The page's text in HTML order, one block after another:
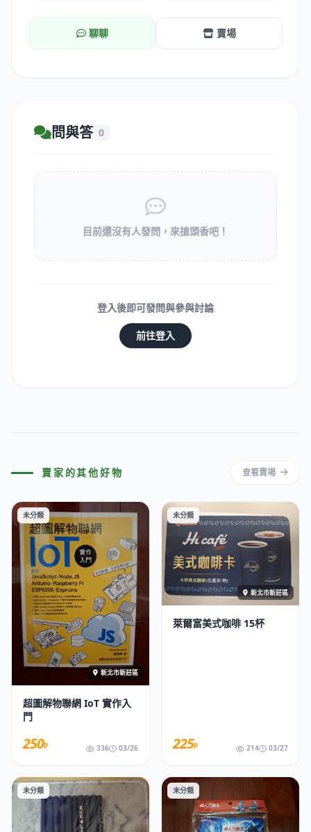
聊聊 賣場
問與答 0
目前還沒有人發問，來搶頭香吧！
登入後即可發問與參與討論
前往登入
賣家的其他好物 查看賣場
未分類
新北市新莊區
超圖解物聯網 IoT 實作入
門
250P 336 03/26
未分類
新北市新莊區
萊爾富美式咖啡 15杯
225P 214 03/27
未分類 未分類